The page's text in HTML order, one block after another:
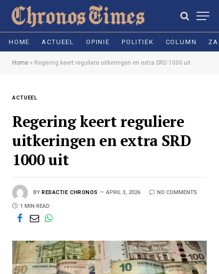
HOME ACTUEEL OPINIE POLITIEK COLUMN
Home » Regering keert reguliere uitkeringen en extra SRD 1000 uit
ACTUEEL
Regering keert reguliere
uitkeringen en extra SRD
1000 uit
BY REDACTIE CHRONOS APRIL 3, 2026 NO COMMENTS
1 MIN READ